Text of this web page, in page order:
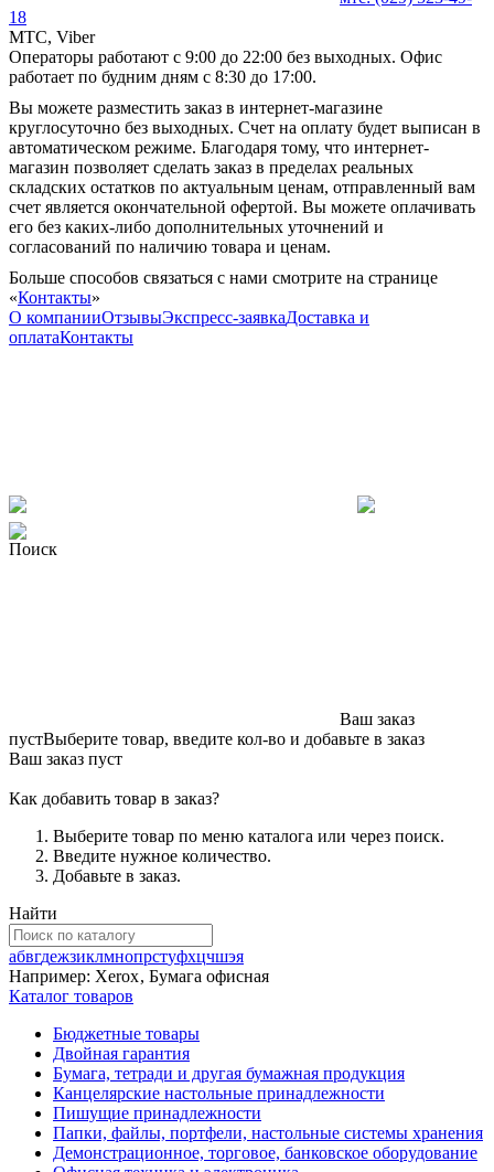
18
MTC, Viber
Операторы работают с 9:00 до 22:00 без выходных. Офис
работает по будним дням с 8:30 до 17:00.
Вы можете разместить заказ в интернет-магазине
круглосуточно без выходных. Счет на оплату будет выписан в
автоматическом режиме. Благодаря тому, что интернет-
магазин позволяет сделать заказ в пределах реальных
складских остатков по актуальным ценам, отправленный вам
счет является окончательной офертой. Вы можете оплачивать
его без каких-либо дополнительных уточнений и
согласований по наличию товара и ценам.
Больше способов связаться с нами смотрите на странице
«Контакты»
О компанииОтзывыЭкспресс-заявкаДоставка и
оплатаКонтакты
Поиск
Ваш заказ
пустВыберите товар, введите кол-во и добавьте в заказ
Ваш заказ пуст
Как добавить товар в заказ?
Выберите товар по меню каталога или через поиск.
Введите нужное количество.
Добавьте в заказ.
Найти
абвгдежзиклмнопрстуфхцчшэя
Например: Xerox, Бумага офисная
Каталог товаров
Бюджетные товары
Двойная гарантия
Бумага, тетради и другая бумажная продукция
Канцелярские настольные принадлежности
Пишущие принадлежности
Папки, файлы, портфели, настольные системы хранения
Демонстрационное, торговое, банковское оборудование